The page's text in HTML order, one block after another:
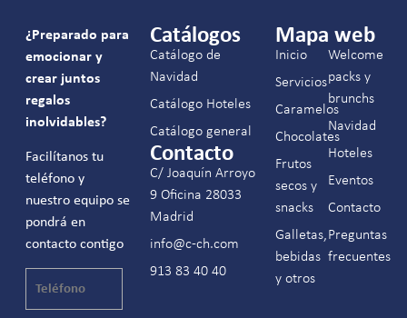
¿Preparado para
emocionar y
crear juntos
regalos
inolvidables?
Facilítanos tu
teléfono y
nuestro equipo se
pondrá en
contacto contigo
Catálogos
Catálogo de
Navidad
Catálogo Hoteles
Catálogo general
Contacto
C/ Joaquín Arroyo
9 Oficina 28033
Madrid
info@c-ch.com
913 83 40 40
Mapa web
Inicio
Servicios
Caramelos
Chocolates
Frutos
secos y
snacks
Galletas,
bebidas
y otros
Welcome
packs y
brunchs
Navidad
Hoteles
Eventos
Contacto
Preguntas
frecuentes